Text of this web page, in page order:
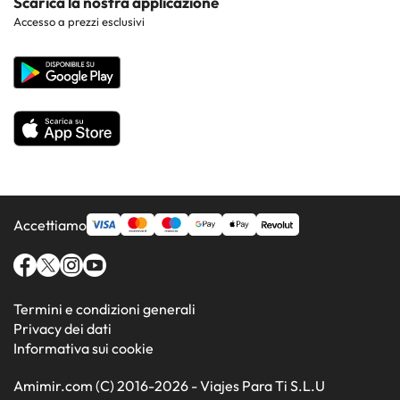
Costa de la Luz
Hotel nelle regioni più popolari
Tutti gli hotel
Sito corporate
Accesso a prezzi esclusivi
Accettiamo
Termini e condizioni generali
Privacy dei dati
Informativa sui cookie
Amimir.com (C) 2016-2026 - Viajes Para Ti S.L.U